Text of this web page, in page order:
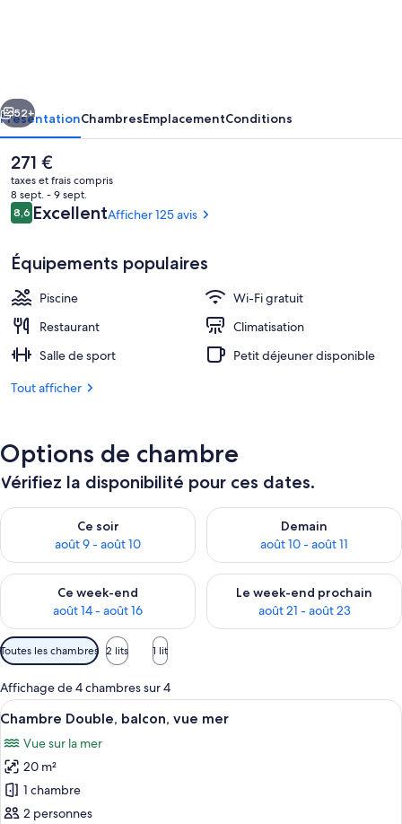
Mar
-
Adults
Only
Piscine extérieure (ouverte en saison)
Suivant
52+
PrésentationChambresEmplacementConditions
Le
prix
actuel
est
de
271 €
taxes et frais compris
8 sept. - 9 sept.
Avis
voyageurs
8,68,6 sur 10
ExcellentAfficher 125 avis
Équipements populaires
Piscine
Wi-Fi gratuit
Restaurant
Climatisation
Salle de sport
Petit déjeuner disponible
Tout afficher
Options de chambre
Vérifiez la disponibilité pour ces dates.
Ce soir
août 9 - août 10
Vérifier la disponibilité pour ce soir août 9 - août 10
Demain
août 10 - août 11
Vérifier la disponibilité pour
Ce week-end
août 14 - août 16
Vérifier la disponibilité pour ce week-end août 14 - août 16
Le week-end prochain
août 21 - août 23
Vérifier la disponibilité pour
Filtres
disponibles
pour
les
chambres
Toutes les chambres 2 lits 1 lit
Affichage de 4 chambres sur 4
Afficher
toutes
les
photos
pour
ce
Un balcon avec des fauteuils et une
5
Chambre Double, balcon, vue mer
Vue sur la mer
20 m²
1 chambre
2 personnes